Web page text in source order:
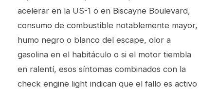
acelerar en la US-1 o en Biscayne Boulevard,
consumo de combustible notablemente mayor,
humo negro o blanco del escape, olor a
gasolina en el habitáculo o si el motor tiembla
en ralentí, esos síntomas combinados con la
check engine light indican que el fallo es activo